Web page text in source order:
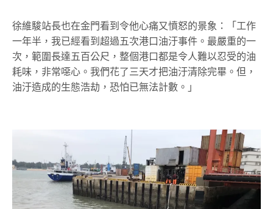
徐維駿站長也在金門看到令他心痛又憤怒的景象：「工作
一年半，我已經看到超過五次港口油汙事件。最嚴重的一
次，範圍長達五百公尺，整個港口都是令人難以忍受的油
耗味，非常噁心。我們花了三天才把油汙清除完畢。但，
油汙造成的生態浩劫，恐怕已無法計數。」